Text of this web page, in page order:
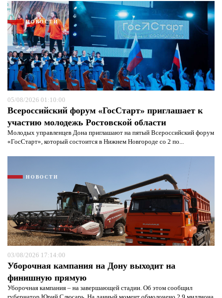
НОВОСТИ
05/08/2026 01:10:00
Всероссийский форум «ГосСтарт» приглашает к
участию молодежь Ростовской области
Молодых управленцев Дона приглашают на пятый Всероссийский форум
«ГосСтарт», который состоится в Нижнем Новгороде со 2 по...
НОВОСТИ
03/08/2026 17:14:00
Уборочная кампания на Дону выходит на
финишную прямую
Уборочная кампания – на завершающей стадии. Об этом сообщил
Я согласен сполитикой конфиденциальности и
защиты информации*